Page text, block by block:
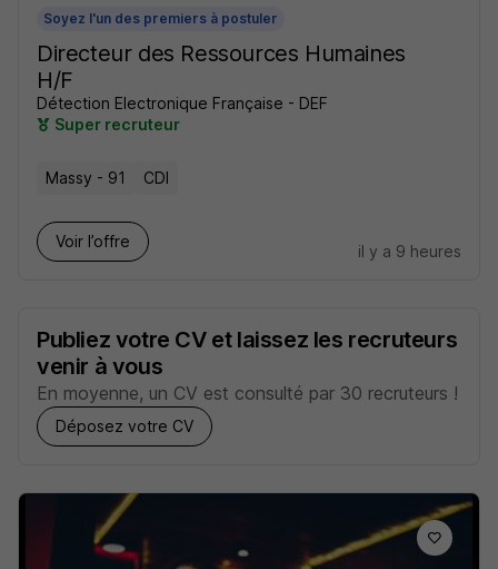
Soyez l'un des premiers à postuler
Directeur des Ressources Humaines
H/F
Détection Electronique Française - DEF
Super recruteur
Massy - 91 CDI
Voir l’offre
il y a 9 heures
Publiez votre CV et laissez les recruteurs
venir à vous
En moyenne, un CV est consulté par 30 recruteurs !
Déposez votre CV